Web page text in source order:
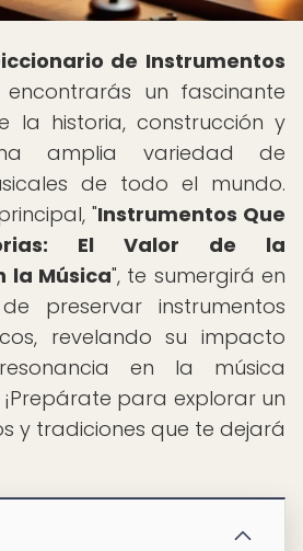
de Instrumentos
un fascinante
la historia, construcción y
amplia variedad de
de todo el mundo.
"Instrumentos Que
El Valor de la
la Música", te sumergirá en
preservar instrumentos
revelando su impacto
en la música
para explorar un
y tradiciones que te dejará